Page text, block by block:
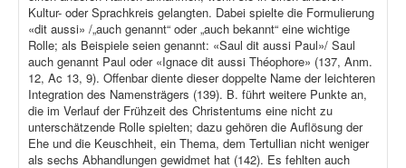
Kultur- oder Sprachkreis gelangten. Dabei spielte die Formulierung
«dit aussi» /„auch genannt“ oder „auch bekannt“ eine wichtige
Rolle; als Beispiele seien genannt: «Saul dit aussi Paul»/ Saul
auch genannt Paul oder «Ignace dit aussi Théophore» (137, Anm.
12, Ac 13, 9). Offenbar diente dieser doppelte Name der leichteren
Integration des Namensträgers (139). B. führt weitere Punkte an,
die im Verlauf der Frühzeit des Christentums eine nicht zu
unterschätzende Rolle spielten; dazu gehören die Auflösung der
Ehe und die Keuschheit, ein Thema, dem Tertullian nicht weniger
als sechs Abhandlungen gewidmet hat (142). Es fehlten auch